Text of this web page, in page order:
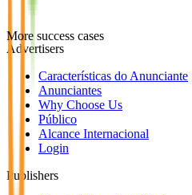
More success cases
Advertisers
Características do Anunciante
Anunciantes
Why Choose Us
Público
Alcance Internacional
Login
Publishers